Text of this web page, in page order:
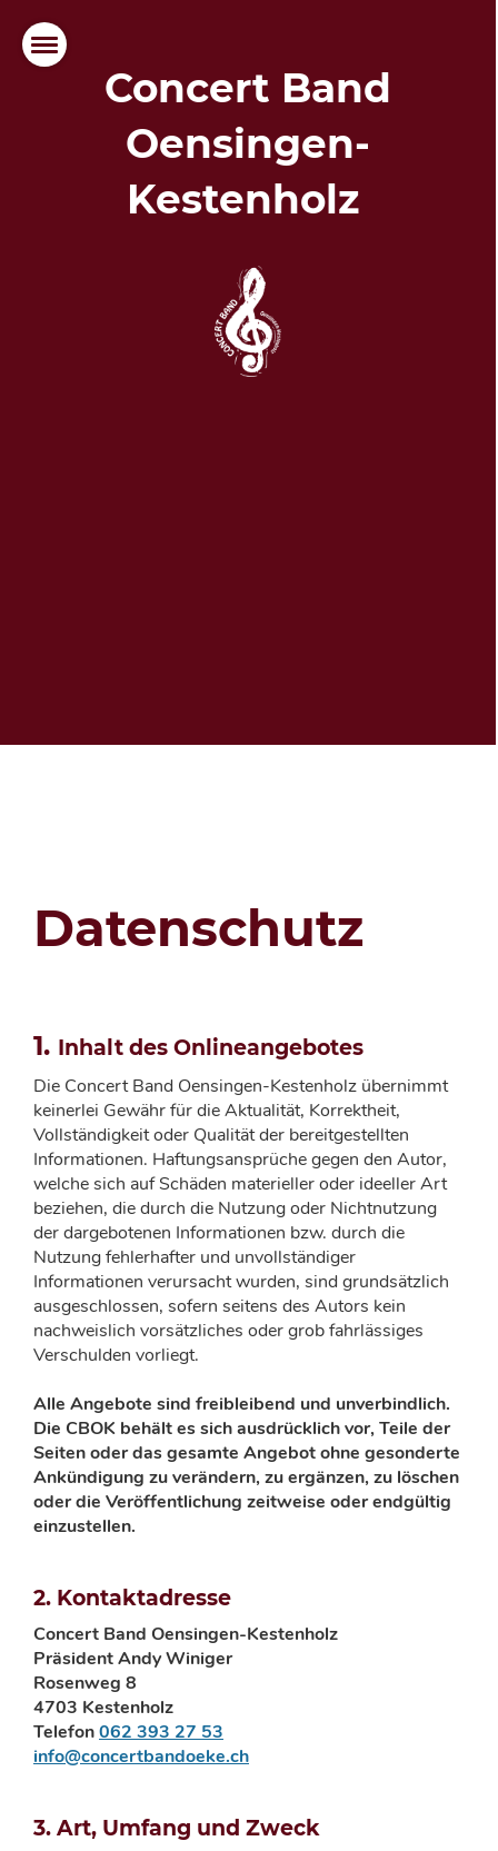
Concert Band
Oensingen-
Kestenholz
Datenschutz
1. Inhalt des Onlineangebotes
Die Concert Band Oensingen-Kestenholz übernimmt
keinerlei Gewähr für die Aktualität, Korrektheit,
Vollständigkeit oder Qualität der bereitgestellten
Informationen. Haftungsansprüche gegen den Autor,
welche sich auf Schäden materieller oder ideeller Art
beziehen, die durch die Nutzung oder Nichtnutzung
der dargebotenen Informationen bzw. durch die
Nutzung fehlerhafter und unvollständiger
Informationen verursacht wurden, sind grundsätzlich
ausgeschlossen, sofern seitens des Autors kein
nachweislich vorsätzliches oder grob fahrlässiges
Verschulden vorliegt.
Alle Angebote sind freibleibend und unverbindlich.
Die CBOK behält es sich ausdrücklich vor, Teile der
Seiten oder das gesamte Angebot ohne gesonderte
Ankündigung zu verändern, zu ergänzen, zu löschen
oder die Veröffentlichung zeitweise oder endgültig
einzustellen.
2. Kontaktadresse
Concert Band Oensingen-Kestenholz
Präsident Andy Winiger
Rosenweg 8
4703 Kestenholz
Telefon062 393 27 53
info@concertbandoeke.ch
3. Art, Umfang und Zweck